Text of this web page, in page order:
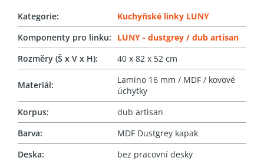
Kategorie:
Kuchyňské linky LUNY
Komponenty pro linku:
LUNY - dustgrey / dub artisan
Rozměry (Š x V x H): 40 x 82 x 52 cm
Materiál:
Lamino 16 mm / MDF / kovové
úchytky
Korpus:
dub artisan
Barva:
MDF Dustgrey kapak
Deska:
bez pracovní desky